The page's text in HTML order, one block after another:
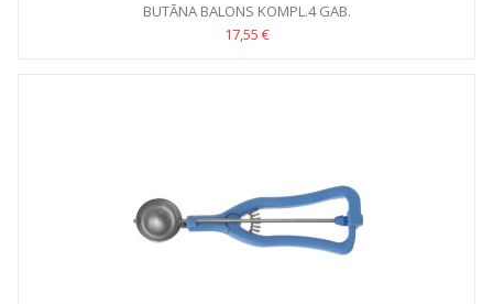
BUTĀNA BALONS KOMPL.4 GAB.
17,55 €